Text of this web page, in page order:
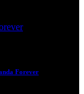
Forever